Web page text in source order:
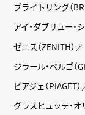
ブライトリング（
アイ・ダブリュー・シ
ゼニス（ZENITH）
ジラール・ペルゴ（
ピアジェ（PIAGET）
グラスヒュッテ・オ